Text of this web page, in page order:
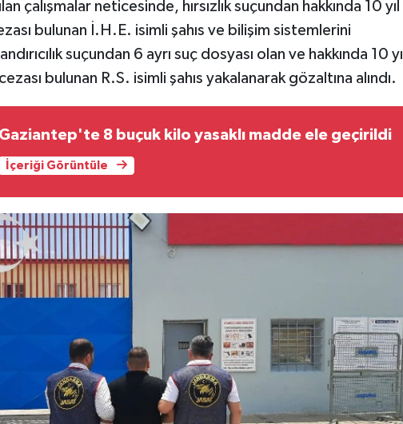
çalışmalar neticesinde, hırsızlık suçundan hakkında 10 yıl
bulunan İ.H.E. isimli şahıs ve bilişim sistemlerini
suçundan 6 ayrı suç dosyası olan ve hakkında 10 yıl
bulunan R.S. isimli şahıs yakalanarak gözaltına alındı.
Gaziantep'te 8 buçuk kilo yasaklı madde ele geçirildi
İçeriği Görüntüle